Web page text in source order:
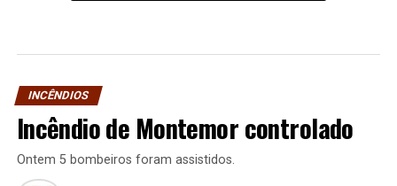
INCÊNDIOS
Incêndio de Montemor controlado
Ontem 5 bombeiros foram assistidos.